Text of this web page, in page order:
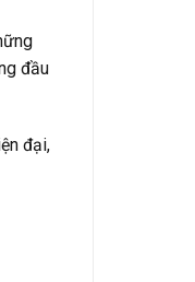
đầu
đại,